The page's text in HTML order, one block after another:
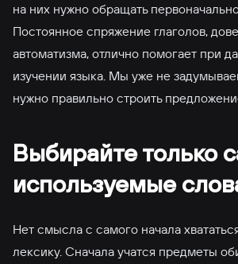
на них нужно обращать
Постоянное спряжение глаголов,
автоматизма, отлично помогает при
изучении языка. Мы уже не
нужно правильно строить
Выбирайте только
используемые
Нет смысла с самого начала
лексику. Сначала учатся предметы